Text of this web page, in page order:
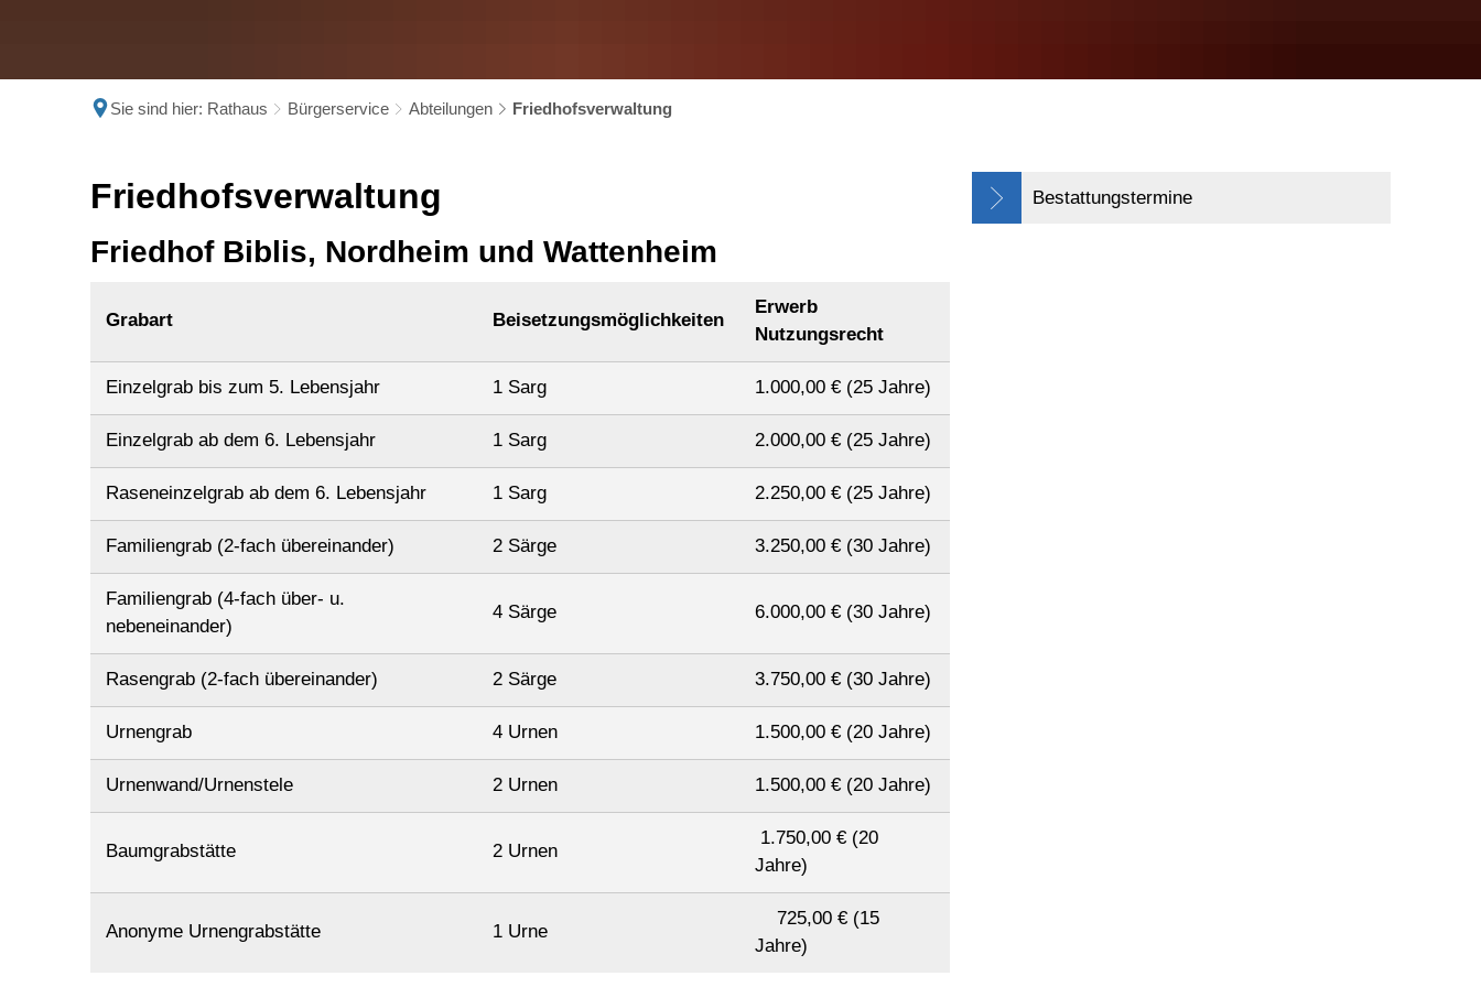
Sie sind hier: Rathaus Bürgerservice Abteilungen Friedhofsverwaltung
Friedhofsverwaltung
Friedhofsverwaltung
Friedhof Biblis, Nordheim und Wattenheim
Grabart Beisetzungsmöglichkeiten
Erwerb
Nutzungsrecht
Einzelgrab bis zum 5. Lebensjahr 1 Sarg 1.000,00 € (25 Jahre)
Einzelgrab ab dem 6. Lebensjahr 1 Sarg 2.000,00 € (25 Jahre)
Raseneinzelgrab ab dem 6. Lebensjahr 1 Sarg 2.250,00 € (25 Jahre)
Familiengrab (2-fach übereinander) 2 Särge 3.250,00 € (30 Jahre)
Familiengrab (4-fach über- u.
nebeneinander)
4 Särge 6.000,00 € (30 Jahre)
Rasengrab (2-fach übereinander) 2 Särge 3.750,00 € (30 Jahre)
Urnengrab 4 Urnen 1.500,00 € (20 Jahre)
Urnenwand/Urnenstele 2 Urnen 1.500,00 € (20 Jahre)
Baumgrabstätte 2 Urnen
1.750,00 € (20
Jahre)
Anonyme Urnengrabstätte 1 Urne
725,00 € (15
Jahre)
Bestattungstermine